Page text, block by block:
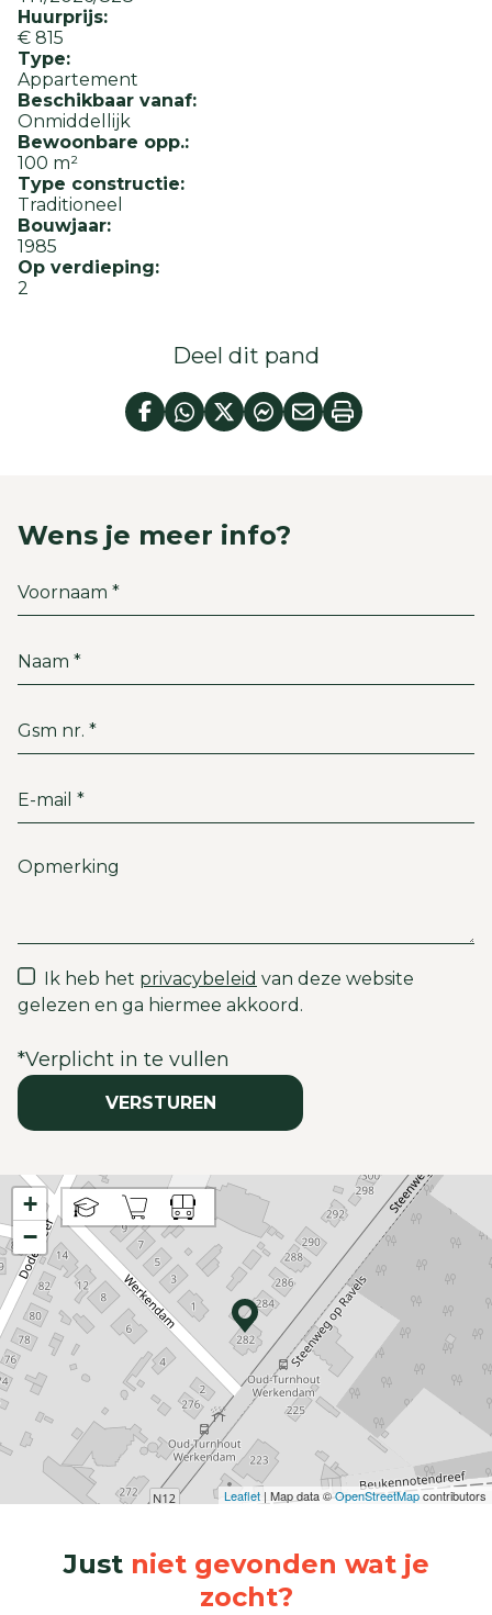
Huurprijs:
€ 815
Type:
Appartement
Beschikbaar vanaf:
Onmiddellijk
Bewoonbare opp.:
100 m²
Type constructie:
Traditioneel
Bouwjaar:
1985
Op verdieping:
2
Deel dit pand
Wens je meer info?
Ik heb het privacybeleid van deze website
gelezen en ga hiermee akkoord.
*Verplicht in te vullen
VERSTUREN
+
−
Leaflet | Map data ©OpenStreetMapcontributors
Just niet gevonden wat je
zocht?